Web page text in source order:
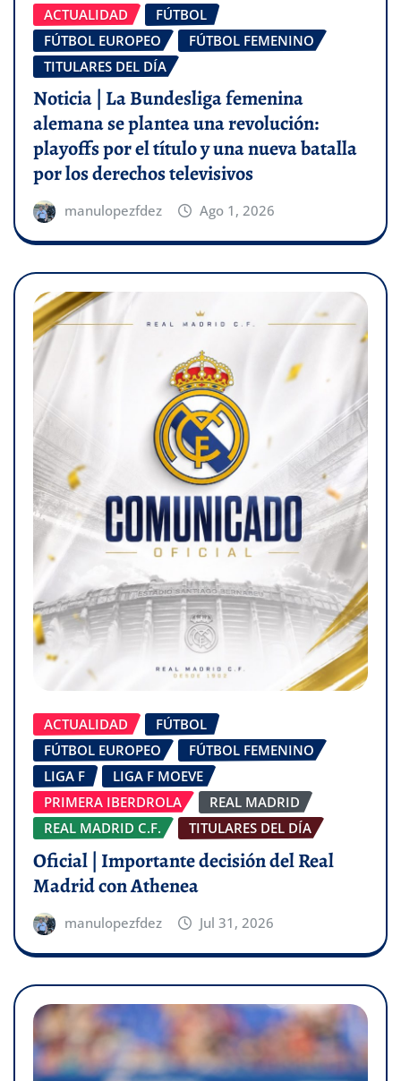
ACTUALIDAD
FÚTBOL
FÚTBOL EUROPEO
FÚTBOL FEMENINO
TITULARES DEL DÍA
Noticia | La Bundesliga femenina
alemana se plantea una revolución:
playoffs por el título y una nueva batalla
por los derechos televisivos
manulopezfdez Ago 1, 2026
ACTUALIDAD
FÚTBOL
FÚTBOL EUROPEO
FÚTBOL FEMENINO
LIGA F
LIGA F MOEVE
PRIMERA IBERDROLA
REAL MADRID
REAL MADRID C.F.
TITULARES DEL DÍA
Oficial | Importante decisión del Real
Madrid con Athenea
manulopezfdez Jul 31, 2026